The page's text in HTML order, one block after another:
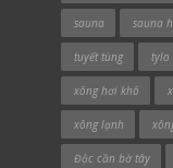
sauna sauna
tuyết tùng tylo
xông hơi khô
xông lạnh
Độc cần bờ tây